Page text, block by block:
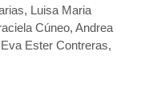
Luisa Maria
Cúneo, Andrea
Ester Contreras,